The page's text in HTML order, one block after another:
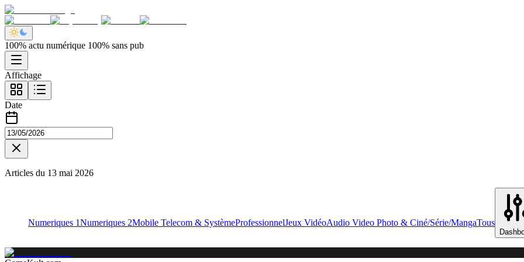
100% actu numérique 100% sans pub
Affichage
Date
Articles du 13 mai 2026
Numeriques 1Numeriques 2Mobile Telecom & SystèmeProfessionnelJeux VidéoAudio Video Photo & Ciné/Série/MangaTous